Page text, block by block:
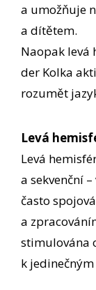
a umožňuje
a dítětem.
Naopak levá
der Kolka
rozumět
Levá
Levá
a sekvenční
často
a
stimulována
k